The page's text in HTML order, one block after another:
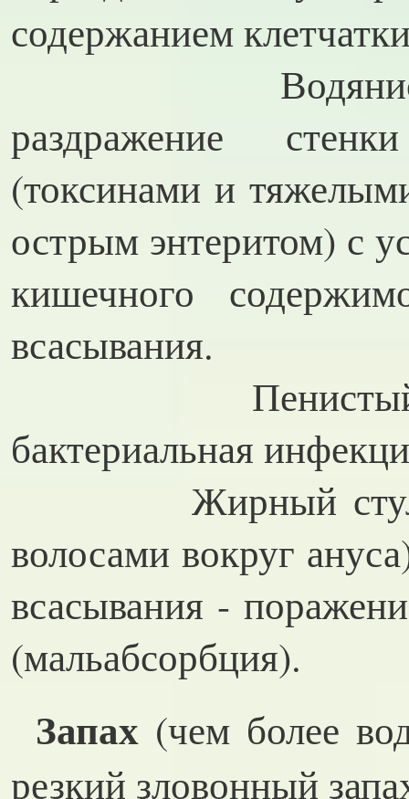
содержанием
Водянистый
раздражение
(токсинами и
острым энтеритом) с
кишечного
всасывания.
Пенистый
бактериальная
Жирный стул
волосами вокруг
всасывания -
(мальабсорбция).
Запах (чем более
резкий зловонный